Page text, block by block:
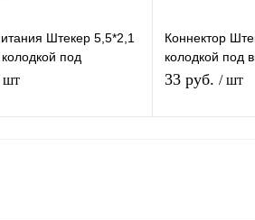
Штекер 5,5*2,1
под
разъем питания
шт
Коннектор
колодкой под
OT-AVT04 (TD-
33 руб. / шт